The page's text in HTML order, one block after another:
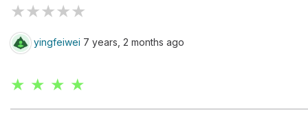
★★★★★
yingfeiwei 7 years, 2 months ago
★ ★ ★ ★